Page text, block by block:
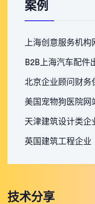
案例
上海创意服务机构
B2B上海汽车配件
北京企业顾问财务
美国宠物狗医院网
天津建筑设计类企
英国建筑工程企业
技术分享